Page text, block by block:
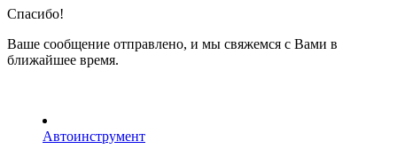
Спасибо!
Ваше сообщение отправлено, и мы свяжемся с Вами в
ближайшее время.
Автоинструмент